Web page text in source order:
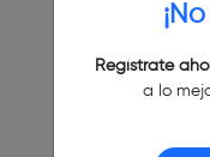
Regístrate
a lo